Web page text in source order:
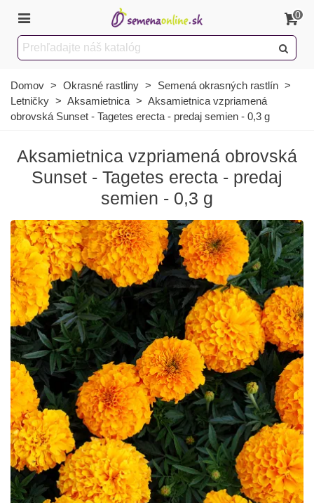
0
Domov > Okrasné rastliny > Semená okrasných rastlín >
Letničky > Aksamietnica > Aksamietnica vzpriamená
obrovská Sunset - Tagetes erecta - predaj semien - 0,3 g
Aksamietnica vzpriamená obrovská
Sunset - Tagetes erecta - predaj
semien - 0,3 g